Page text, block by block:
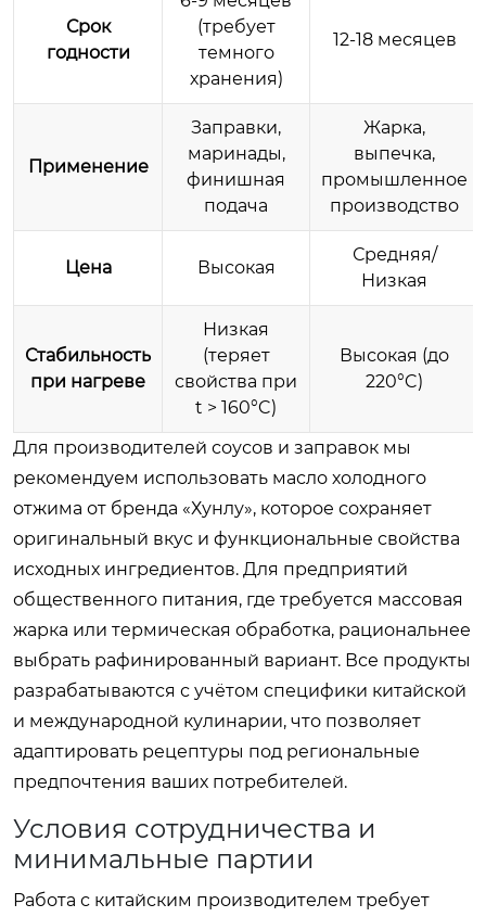
Срок
годности
(требует
темного
хранения)
12-18 месяцев
Применение
Заправки,
маринады,
финишная
подача
Жарка,
выпечка,
промышленное
производство
Цена Высокая
Средняя/
Низкая
Стабильность
при нагреве
Низкая
(теряет
свойства при
t > 160°C)
Высокая (до
220°C)
Для производителей соусов и заправок мы
рекомендуем использовать масло холодного
отжима от бренда «Хунлу», которое сохраняет
оригинальный вкус и функциональные свойства
исходных ингредиентов. Для предприятий
общественного питания, где требуется массовая
жарка или термическая обработка, рациональнее
выбрать рафинированный вариант. Все продукты
разрабатываются с учётом специфики китайской
и международной кулинарии, что позволяет
адаптировать рецептуры под региональные
предпочтения ваших потребителей.
Условия сотрудничества и
минимальные партии
Работа с китайским производителем требует